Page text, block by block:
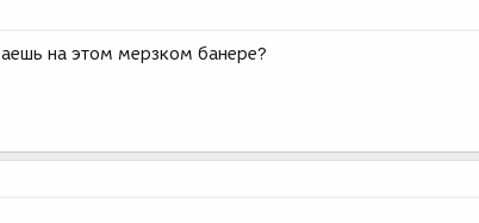
на этом мерзком банере?